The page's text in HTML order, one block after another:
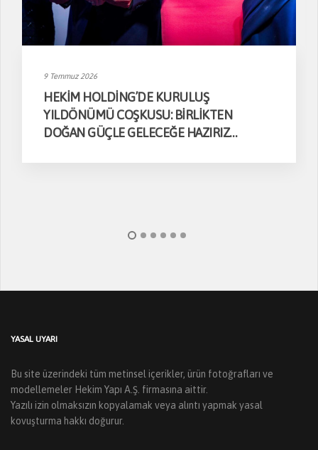
9 Temmuz 2026
HEKİM HOLDİNG’DE KURULUŞ
YILDÖNÜMÜ COŞKUSU: BİRLİKTEN
DOĞAN GÜÇLE GELECEĞE HAZIRIZ…
YASAL UYARI
Bu site üzerindeki tüm metinsel içerikler, ürün fotoğrafları ve
modellemeler Hekim Yapı A.Ş. firmasına aittir.
Yazılı izin olmaksızın kopyalamak veya alıntı yapmak yasal
kovuşturma hakkı doğurur.